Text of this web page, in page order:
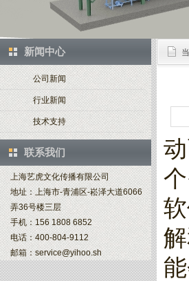
新闻中心
公司新闻
行业新闻
技术支持
联系我们
上海艺虎文化传播有限公司
地址：上海市-青浦区-崧泽大道6066
弄36号楼三层
手机：156 1808 6852
电话：400-804-9112
邮箱：service@yihoo.sh